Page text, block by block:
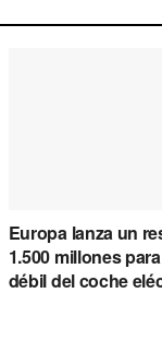
Europa lanza un
1.500 millones
débil del coche